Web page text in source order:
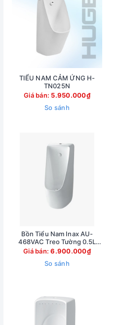
TIỂU NAM CẢM ỨNG H-
TN025N
Giá bán: 5.950.000₫
So sánh
Bồn Tiểu Nam Inax AU-
468VAC Treo Tường 0.5L
Cấp Âm
Giá bán:6.900.000₫
So sánh